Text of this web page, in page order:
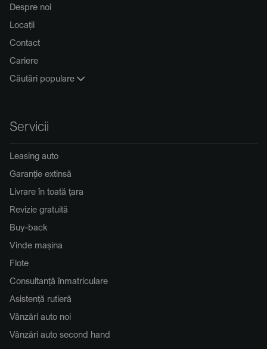
Despre noi
Locații
Contact
Cariere
Căutări populare
Servicii
Leasing auto
Garanție extinsă
Livrare în toată țara
Revizie gratuită
Buy-back
Vinde mașina
Flote
Consultanță înmatriculare
Asistență rutieră
Vânzări auto noi
Vânzări auto second hand